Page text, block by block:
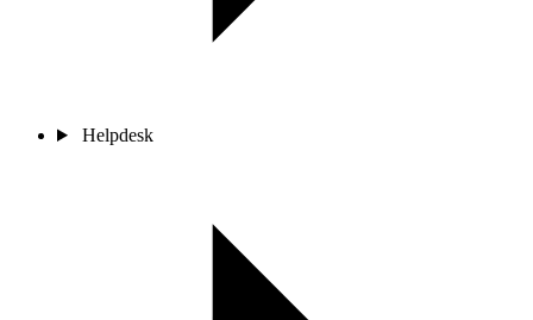
Helpdesk